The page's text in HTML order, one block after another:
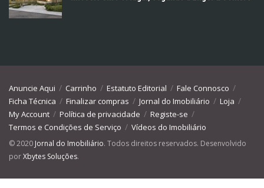
Anuncie Aqui Carrinho Estatuto Editorial
Fale Connosco
Ficha Técnica
Finalizar compras Jornal do Imobiliário
Loja
My Account
Política de privacidade
Registe-se
Termos e Condições de Serviço
Vídeos do Imobiliário
© 2020 Jornal do Imobiliário. Todos direitos reservados. Desenvolvido
porXbytes Soluções.